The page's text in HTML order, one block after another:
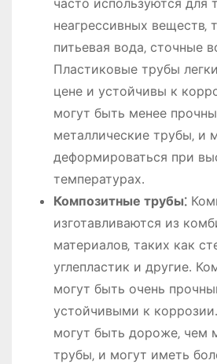
часто используются для
неагрессивных веществ‚
питьевая вода‚ сточные
Пластиковые трубы
цене и устойчивы к
могут быть менее
металлические трубы‚ и
деформироваться при
температурах․
Композитные трубы⁚
изготавливаются из
материалов‚ таких как
углепластик и другие․
могут быть очень
устойчивыми к
могут быть дороже‚ чем
трубы‚ и могут иметь